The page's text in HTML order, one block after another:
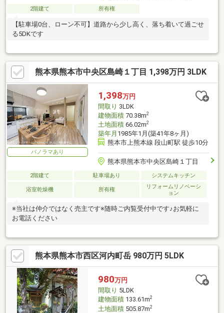
2階建て 所有権
【駐車場0台、ローン不可】道路から少し高く、落ち着いて過ごせ
る5DKです
熊本県熊本市中央区島崎１丁目 1,398万円 3LDK
パノラマあり
1,398万円
間取り 3LDK
建物面積70.38m2
土地面積66.02m2
築年月 1985年1月(築41年8ヶ月)
熊本市上熊本線 段山町駅 徒歩10分
熊本県熊本市中央区島崎１丁目
2階建て 駐車場あり システムキッチン
浴室乾燥機 所有権
リフォームリノベーシ
ョン
※当社は仲介ではなく売主です※随時ご内覧受付中です♪お気軽に
お電話ください
熊本県熊本市西区河内町岳 980万円 5LDK
980万円
間取り 5LDK
建物面積133.61m2
土地面積505.87m2